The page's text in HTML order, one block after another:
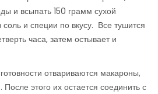
и всыпать 150 грамм сухой
и специи по вкусу. Все тушится
часа, затем остывает и
отвариваются макароны,
этого их остается соединить с